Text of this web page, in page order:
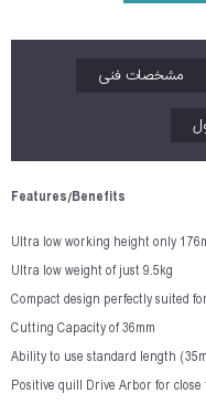
مشخصات فنی
Features/Benefits
Ultra low working height only
Ultra low weight of just 9.5kg
Compact design perfectly suited
Cutting Capacity of 36mm
Ability to use standard length
Positive quill Drive Arbor for